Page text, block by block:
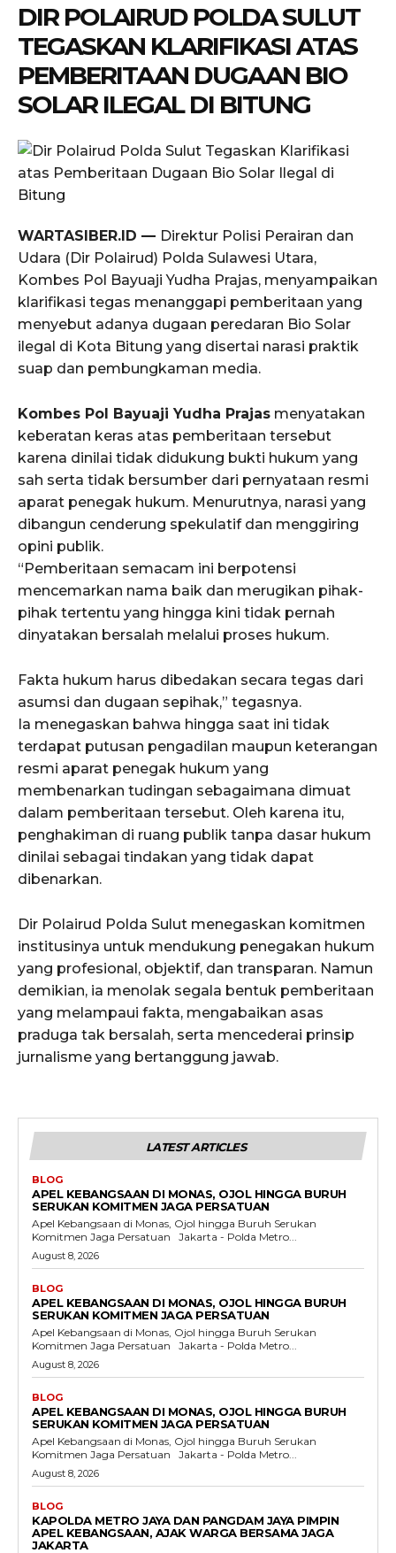
DIR POLAIRUD POLDA SULUT
TEGASKAN KLARIFIKASI ATAS
PEMBERITAAN DUGAAN BIO
SOLAR ILEGAL DI BITUNG
WARTASIBER.ID — Direktur Polisi Perairan dan
Udara (Dir Polairud) Polda Sulawesi Utara,
Kombes Pol Bayuaji Yudha Prajas, menyampaikan
klarifikasi tegas menanggapi pemberitaan yang
menyebut adanya dugaan peredaran Bio Solar
ilegal di Kota Bitung yang disertai narasi praktik
suap dan pembungkaman media.
Kombes Pol Bayuaji Yudha Prajas menyatakan
keberatan keras atas pemberitaan tersebut
karena dinilai tidak didukung bukti hukum yang
sah serta tidak bersumber dari pernyataan resmi
aparat penegak hukum. Menurutnya, narasi yang
dibangun cenderung spekulatif dan menggiring
opini publik.
“Pemberitaan semacam ini berpotensi
mencemarkan nama baik dan merugikan pihak-
pihak tertentu yang hingga kini tidak pernah
dinyatakan bersalah melalui proses hukum.
Fakta hukum harus dibedakan secara tegas dari
asumsi dan dugaan sepihak,” tegasnya.
Ia menegaskan bahwa hingga saat ini tidak
terdapat putusan pengadilan maupun keterangan
resmi aparat penegak hukum yang
membenarkan tudingan sebagaimana dimuat
dalam pemberitaan tersebut. Oleh karena itu,
penghakiman di ruang publik tanpa dasar hukum
dinilai sebagai tindakan yang tidak dapat
dibenarkan.
Dir Polairud Polda Sulut menegaskan komitmen
institusinya untuk mendukung penegakan hukum
yang profesional, objektif, dan transparan. Namun
demikian, ia menolak segala bentuk pemberitaan
yang melampaui fakta, mengabaikan asas
praduga tak bersalah, serta mencederai prinsip
jurnalisme yang bertanggung jawab.
LATEST ARTICLES
BLOG
APEL KEBANGSAAN DI MONAS, OJOL HINGGA BURUH
SERUKAN KOMITMEN JAGA PERSATUAN
Apel Kebangsaan di Monas, Ojol hingga Buruh Serukan
Komitmen Jaga Persatuan Jakarta - Polda Metro...
August 8, 2026
BLOG
APEL KEBANGSAAN DI MONAS, OJOL HINGGA BURUH
SERUKAN KOMITMEN JAGA PERSATUAN
Apel Kebangsaan di Monas, Ojol hingga Buruh Serukan
Komitmen Jaga Persatuan Jakarta - Polda Metro...
August 8, 2026
BLOG
APEL KEBANGSAAN DI MONAS, OJOL HINGGA BURUH
SERUKAN KOMITMEN JAGA PERSATUAN
Apel Kebangsaan di Monas, Ojol hingga Buruh Serukan
Komitmen Jaga Persatuan Jakarta - Polda Metro...
August 8, 2026
BLOG
KAPOLDA METRO JAYA DAN PANGDAM JAYA PIMPIN
APEL KEBANGSAAN, AJAK WARGA BERSAMA JAGA
JAKARTA